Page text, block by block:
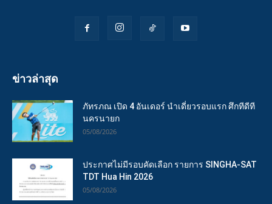
ข่าวล่าสุด
ภัทรภณ เปิด 4 อันเดอร์ นำเดี่ยวรอบแรก ศึกทีดีที
นครนายก
05/08/2026
ประกาศไม่มีรอบคัดเลือก รายการ SINGHA-SAT
TDT Hua Hin 2026
05/08/2026